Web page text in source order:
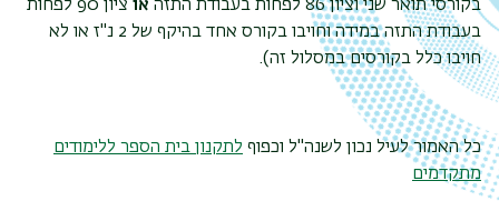
בקורסי תואר שני וציון 86 לפחות בעבודת התזה
או
ציון 90 לפחות
בעבודת התזה במידה וחויבו בקורס אחד בהיקף של 2 נ"ז או לא
חויבו כלל בקורסים במסלול זה).
כל האמור לעיל נכון לשנה"ל וכפוף לתקנון בית הספר ללימודים
מתקדמים